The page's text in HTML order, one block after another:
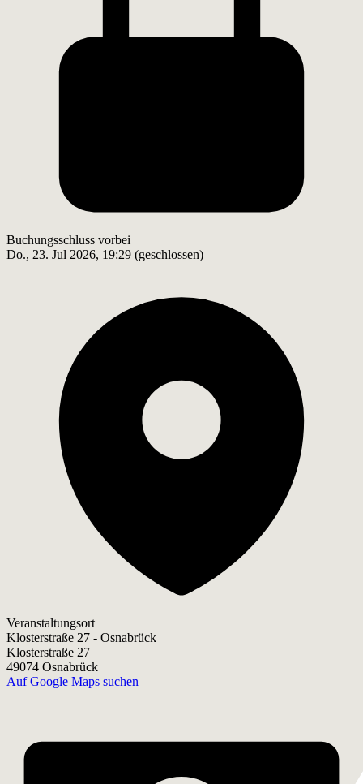
Buchungsschluss vorbei
Do., 23. Jul 2026, 19:29 (geschlossen)
Veranstaltungsort
Klosterstraße 27 - Osnabrück
Klosterstraße 27
49074 Osnabrück
Auf Google Maps suchen